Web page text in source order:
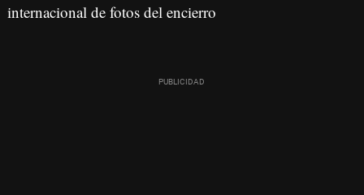
internacional de fotos del encierro